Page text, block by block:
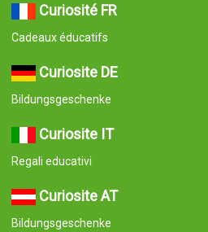
Curiosité FR
Cadeaux éducatifs
Curiosite DE
Bildungsgeschenke
Curiosite IT
Regali educativi
Curiosite AT
Bildungsgeschenke